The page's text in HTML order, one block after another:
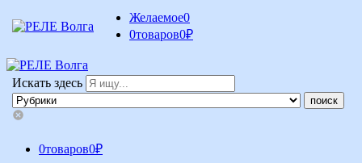
Желаемое0
0товаров0₽
Искать здесь
0товаров0₽